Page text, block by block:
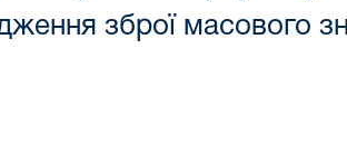
зброї масового